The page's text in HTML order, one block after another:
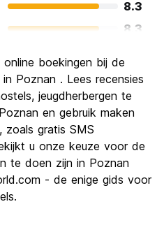
8.3
8.3
8.4
8.3
8.6
boekingen bij de
Poznan . Lees recensies
jeugdherbergen te
en gebruik maken
zoals gratis SMS
u onze keuze voor de
te doen zijn in Poznan
- de enige gids voor